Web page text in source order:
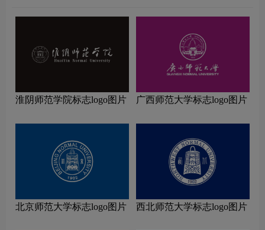
淮阴师范学院标志logo图片 广西师范大学标志logo图片
北京师范大学标志logo图片 西北师范大学标志logo图片